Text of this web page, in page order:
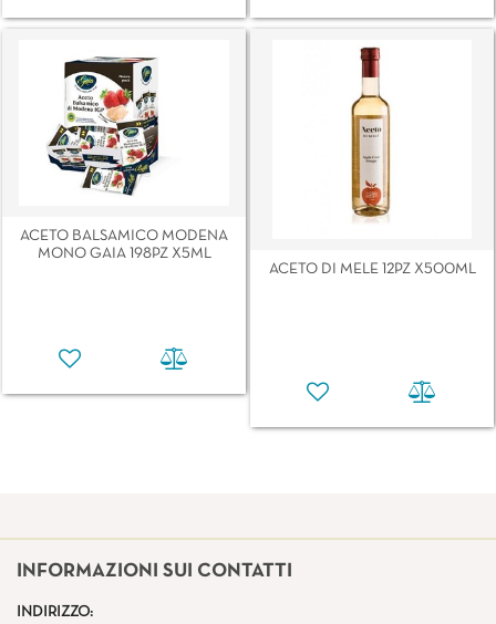
ACETO BALSAMICO MODENA
MONO GAIA 198PZ X5ML
ACETO DI MELE 12PZ X500ML
INFORMAZIONI SUI CONTATTI
INDIRIZZO: